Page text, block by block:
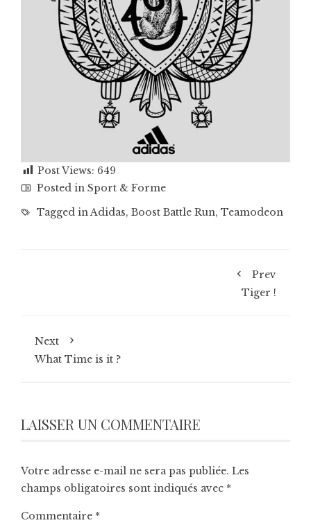
Post Views: 649
Posted in Sport & Forme
Tagged in Adidas, Boost Battle Run, Teamodeon
Prev
Tiger !
Next
What Time is it ?
LAISSER UN COMMENTAIRE
Votre adresse e-mail ne sera pas publiée. Les
champs obligatoires sont indiqués avec *
Commentaire *